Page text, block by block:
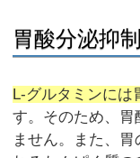
胃酸分泌抑制
L-グルタミンには
す。そのため、
ません。また、